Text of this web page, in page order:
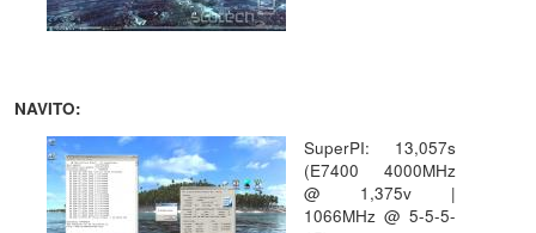
NAVITO:
SuperPI: 13,057s
(E7400 4000MHz
@ 1,375v |
1066MHz @ 5-5-5-